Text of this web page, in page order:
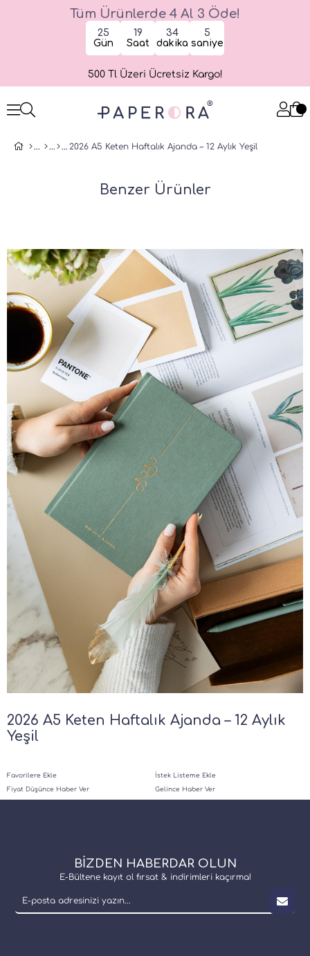
Tüm Ürünlerde 4 Al 3 Öde!
25
Gün
19
Saat
34
dakika
5
saniye
500 Tl Üzeri Ücretsiz Kargo!
2026 A5 Keten Haftalık Ajanda – 12 Aylık Yeşil
Benzer Ürünler
2026 A5 Keten Haftalık Ajanda – 12 Aylık
Yeşil
Favorilere Ekle
İstek Listeme Ekle
Fiyat Düşünce Haber Ver
Gelince Haber Ver
BİZDEN HABERDAR OLUN
E-Bültene kayıt ol fırsat & indirimleri kaçırma!